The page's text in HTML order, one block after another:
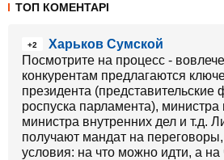
ТОП КОМЕНТАРІ
+2
Харьков Сумской
Посмотрите на процесс -
конкурентам предлагаются
президента (представительские
роспуска парламента),
министра внутренних дел и т.д.
получают мандат на переговоры,
условия: на что можно идти, а